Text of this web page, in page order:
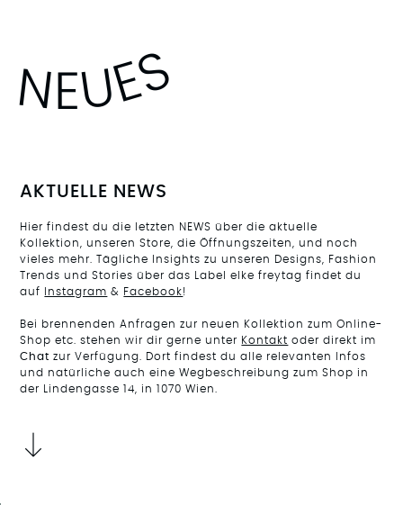
NEUES
AKTUELLE NEWS
Hier findest du die letzten NEWS über die aktuelle
Kollektion, unseren Store, die Öffnungszeiten, und noch
vieles mehr. Tägliche Insights zu unseren Designs, Fashion
Trends und Stories über das Label elke freytag findet du
auf
Instagram & Facebook!
Bei brennenden Anfragen zur neuen Kollektion zum Online-
Shop etc. stehen wir dir gerne unter Kontakt oder direkt im
Chat zur Verfügung. Dort findest du alle relevanten Infos
und natürliche auch eine Wegbeschreibung zum Shop in
der Lindengasse 14, in 1070 Wien.